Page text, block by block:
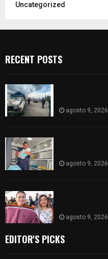
Uncategorized
RECENT POSTS
agosto 9, 2026
agosto 9, 2026
agosto 9, 2026
EDITOR'S PICKS